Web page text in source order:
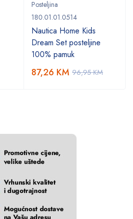
Posteljina
180.01.01.0514
Nautica Home Kids
Dream Set posteljine
100% pamuk
96,95KM
87,26 KM